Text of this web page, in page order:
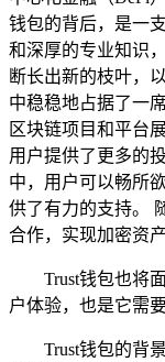
钱包的背后，是一
和深厚的专业知识
断长出新的枝叶，
中稳稳地占据了一
区块链项目和平台
用户提供了更多的
中，用户可以畅所
供了有力的支持。
合作，实现加密资
Trust钱包也将
户体验，也是它需
Trust钱包的背